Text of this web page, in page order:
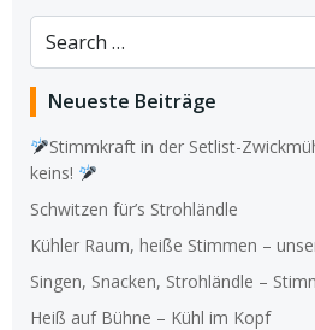
Search
for:
Neueste Beiträge
Stimmkraft in der Setlist-
keins!
Schwitzen für’s Strohländle
Kühler Raum, heiße Stimmen –
Singen, Snacken, Strohländle –
Heiß auf Bühne – Kühl im Kopf